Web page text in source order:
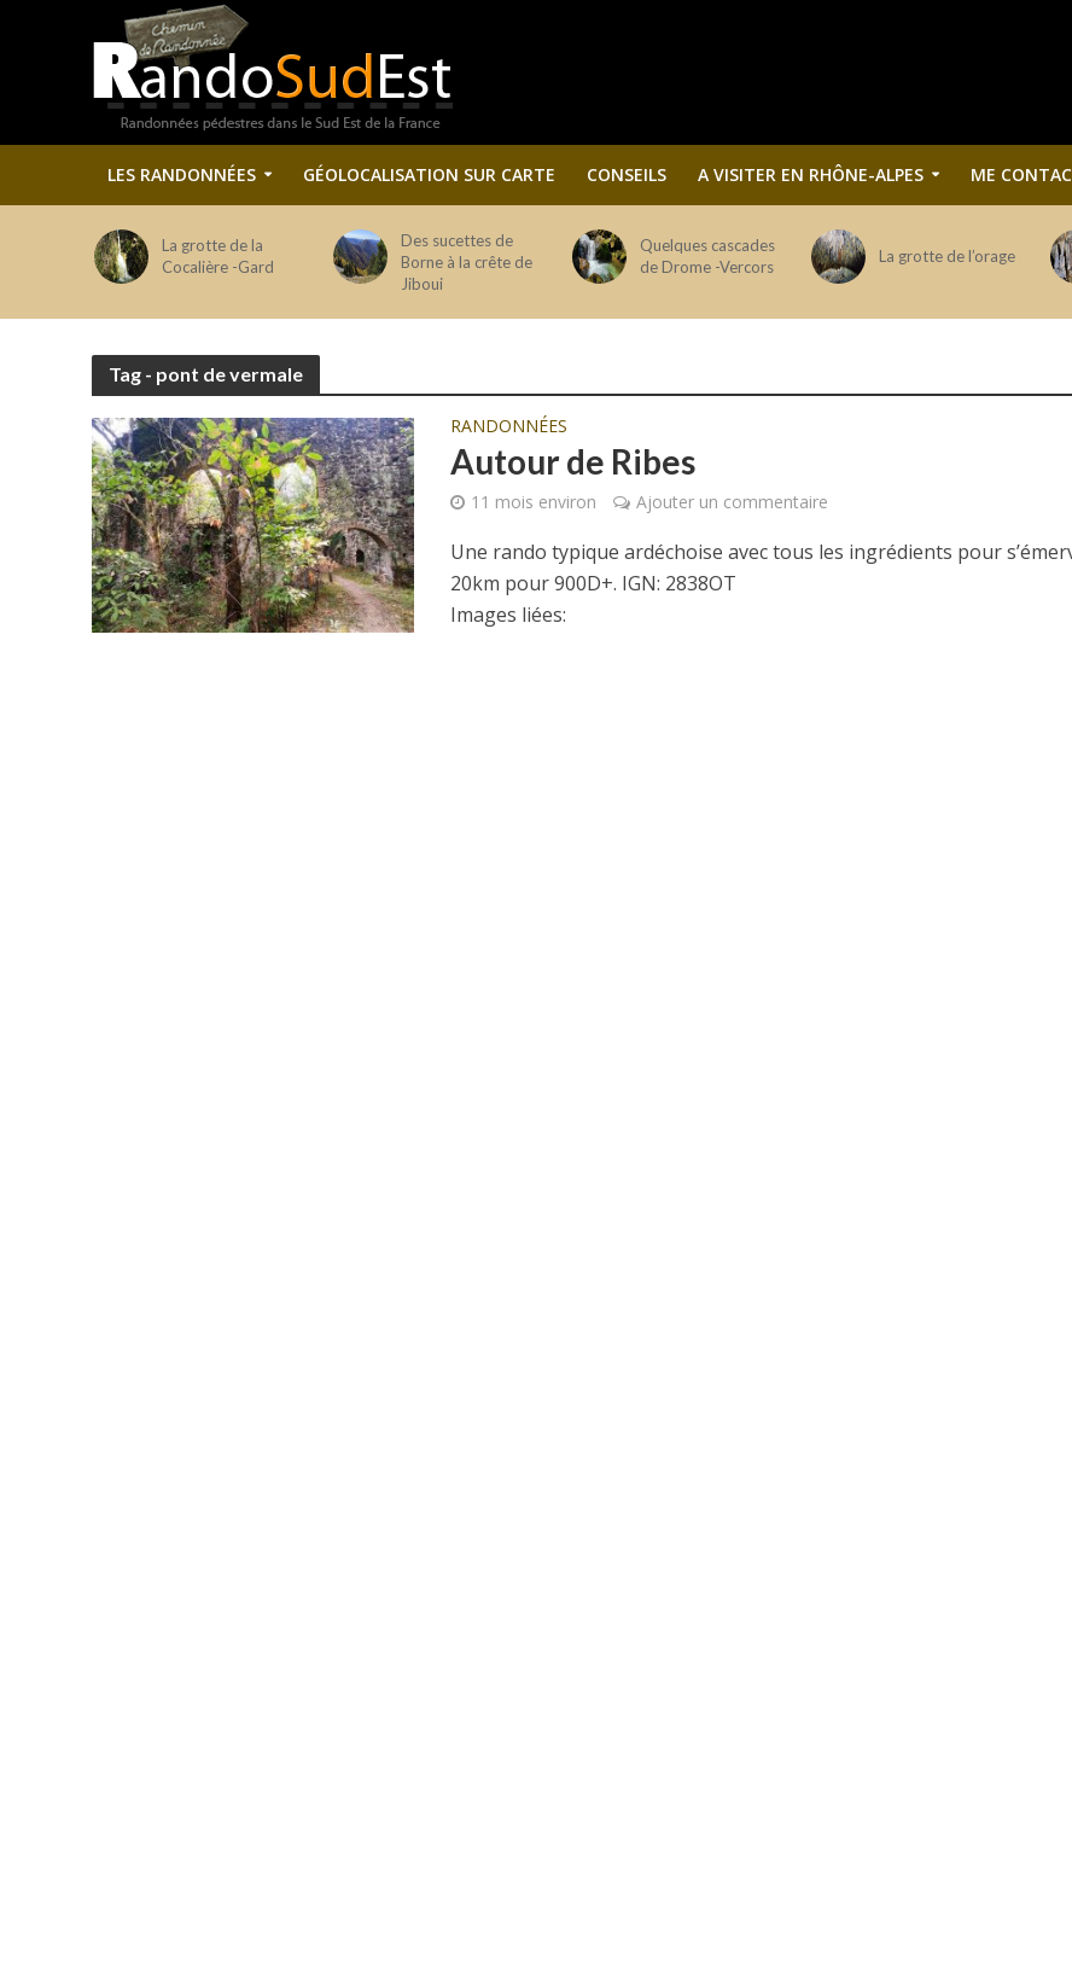
LES RANDONNÉES GÉOLOCALISATION SUR CARTE CONSEILS A VISITER EN RHÔNE-ALPES ME
La grotte de la
Cocalière -Gard
Des sucettes de
Borne à la crête de
Jiboui
Quelques cascades
de Drome -Vercors
La grotte de l’orage
Tag - pont de vermale
RANDONNÉES
Autour de Ribes
11 mois environ Ajouter un commentaire
Une rando typique ardéchoise avec tous les ingrédients pour
20km pour 900D+. IGN: 2838OT
Images liées: